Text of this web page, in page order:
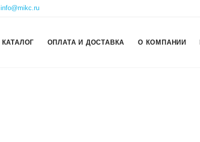
info@mikc.ru
КАТАЛОГ ОПЛАТА И ДОСТАВКА О КОМПАНИИ